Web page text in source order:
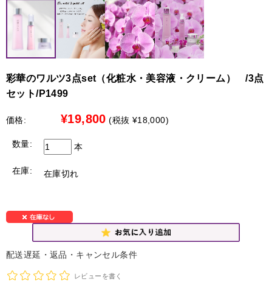
お届けを一時的に見送らせていただきます。
お客様にはご迷惑をおかけし大変申し訳ございませんが、
何卒ご理解賜りますようお願い申し上げます。
【配送停止の地域】
北海道（札幌市を除く）
●北海道（札幌市限定）への配送について
最短で７日後から承れます。別途￥3,300の配送料金がかか
※時間指定は出来ません
【限定商品のみ配送可能地域】
中国地方、四国地方、九州地方
●中国地方、四国地方、九州地方への配送について
白大輪胡蝶蘭 3本立ち42輪程度（つぼみ数含む）
白大輪胡蝶蘭 ３本立ち45輪程度（つぼみ数含む）
白大輪胡蝶蘭 ５本立ち75輪程度（つぼみ数含む）
8月12日 お昼12：00以降
→ 最短お届けは8月18日（遠方19日）となります。
●彩華のワルツ・特注・アレンジ・花束
8月10日 お昼12：00迄
→ 8月13～16日を含む全ての日時指定が可能です。
8月10日 お昼12：00以降
→ 最短お届けは8月20日（遠方21日）となります。
詳しくは、各商品ページ内に記載の「最短のお届け日」を
参考にしてください。
ご迷惑をお掛け致しますが、宜しくお願いいたします。
彩華のワルツ3点set（化粧水・美容液・クリーム） /3点
セット/P1499
価格: ¥19,800 (税抜 ¥18,000)
数量: 本
在庫: 在庫切れ
配送遅延・返品・キャンセル条件
レビューを書く